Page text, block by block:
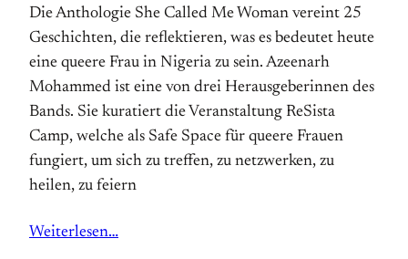
Die Anthologie She Called Me Woman vereint 25
Geschichten, die reflektieren, was es bedeutet heute
eine queere Frau in Nigeria zu sein. Azeenarh
Mohammed ist eine von drei Herausgeberinnen des
Bands. Sie kuratiert die Veranstaltung ReSista
Camp, welche als Safe Space für queere Frauen
fungiert, um sich zu treffen, zu netzwerken, zu
heilen, zu feiern
Weiterlesen…